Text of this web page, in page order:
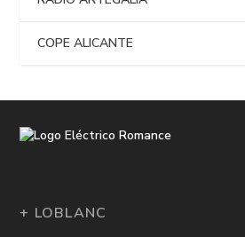
COPE ALICANTE
+ LOBLANC